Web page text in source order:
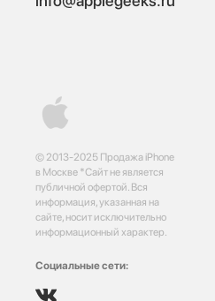
© 2013-2025 Продажа iPhone
в Москве *Сайт не является
публичной офертой. Вся
информация, указанная на
сайте, носит исключительно
информационный характер.
Социальные сети: